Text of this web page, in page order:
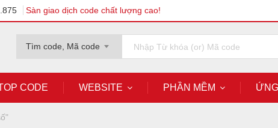
Sàn giao dịch code chất lượng cao!
Tìm code, Mã code
CODE WEBSITE PHẦN MỀM